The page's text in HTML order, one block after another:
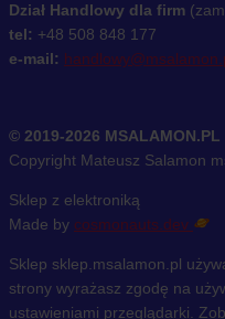
Dział Handlowy dla firm
tel: +48 508 848 177
e-mail:
© 2019-2026 MSALAMON.PL
Copyright Mateusz Salamon
Sklep z elektroniką
Made by cosmonauts.dev
Sklep sklep.msalamon.pl
strony wyrażasz zgodę na
ustawieniami przeglądarki.